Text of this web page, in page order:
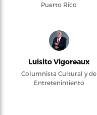
Puerto Rico
Luisito Vigoreaux
Columnista Cultural y de
Entretenimiento